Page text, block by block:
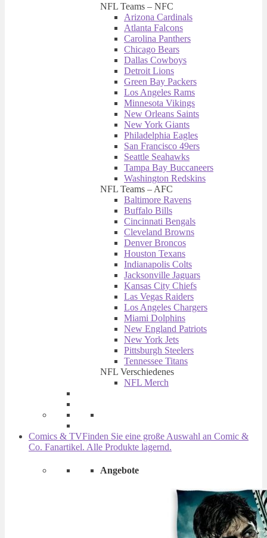
NFL Teams – NFC
Arizona Cardinals
Atlanta Falcons
Carolina Panthers
Chicago Bears
Dallas Cowboys
Detroit Lions
Green Bay Packers
Los Angeles Rams
Minnesota Vikings
New Orleans Saints
New York Giants
Philadelphia Eagles
San Francisco 49ers
Seattle Seahawks
Tampa Bay Buccaneers
Washington Redskins
NFL Teams – AFC
Baltimore Ravens
Buffalo Bills
Cincinnati Bengals
Cleveland Browns
Denver Broncos
Houston Texans
Indianapolis Colts
Jacksonville Jaguars
Kansas City Chiefs
Las Vegas Raiders
Los Angeles Chargers
Miami Dolphins
New England Patriots
New York Jets
Pittsburgh Steelers
Tennessee Titans
NFL Verschiedenes
NFL Merch
Comics & TVFinden Sie eine große Auswahl an Comic &
Co. Fanartikel. Alle Produkte lagernd.
Angebote